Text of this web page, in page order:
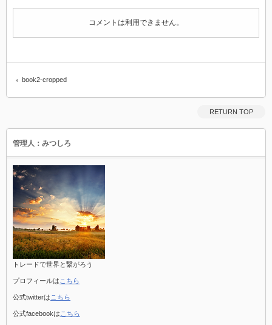
コメントは利用できません。
book2-cropped
RETURN TOP
管理人：みつしろ
トレードで世界と繋がろう
プロフィールは こちら
公式twitterは こちら
公式facebookは こちら